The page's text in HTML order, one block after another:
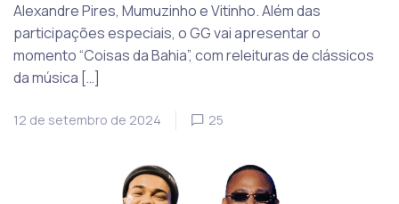
Alexandre Pires, Mumuzinho e Vitinho. Além das
participações especiais, o GG vai apresentar o
momento “Coisas da Bahia”, com releituras de clássicos
da música […]
12 de setembro de 2024 25